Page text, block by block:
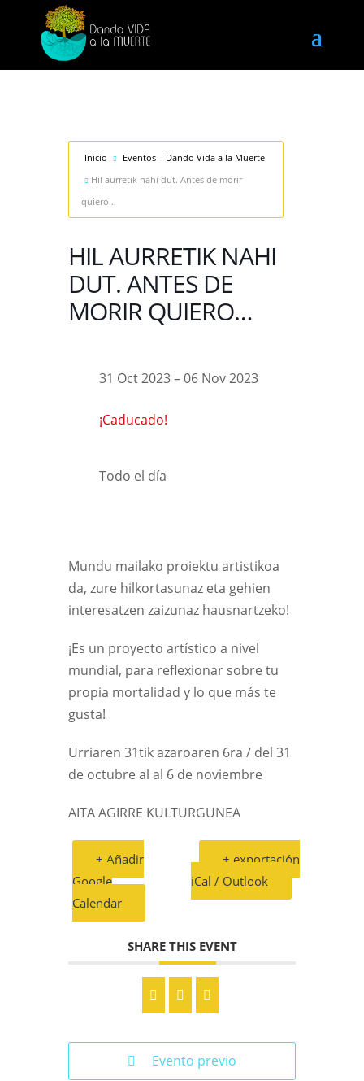
Inicio
Eventos – Dando Vida a la Muerte
Hil aurretik nahi dut. Antes de morir
quiero…
HIL AURRETIK NAHI
DUT. ANTES DE
MORIR QUIERO…
31 Oct 2023– 06 Nov 2023
¡Caducado!
Todo el día
Mundu mailako proiektu artistikoa
da, zure hilkortasunaz eta gehien
interesatzen zaizunaz hausnartzeko!
¡Es un proyecto artístico a nivel
mundial, para reflexionar sobre tu
propia mortalidad y lo que más te
gusta!
Urriaren 31tik azaroaren 6ra / del 31
de octubre al al 6 de noviembre
AITA AGIRRE KULTURGUNEA
+ Añadir
Google
Calendar
+ exportación
iCal / Outlook
SHARE THIS EVENT
Evento previo